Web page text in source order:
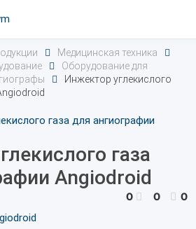
Медицинская техника
Оборудование для
Инжектор углекислого
газа
Angiodroid
0 0
0